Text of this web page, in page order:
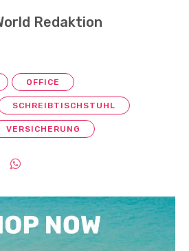
Redaktion
OFFICE
SCHREIBTISCHSTUHL
VERSICHERUNG